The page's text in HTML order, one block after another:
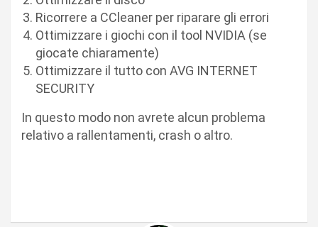
Ricorrere a CCleaner per riparare gli errori
Ottimizzare i giochi con il tool NVIDIA (se
giocate chiaramente)
Ottimizzare il tutto con AVG INTERNET
SECURITY
In questo modo non avrete alcun problema
relativo a rallentamenti, crash o altro.